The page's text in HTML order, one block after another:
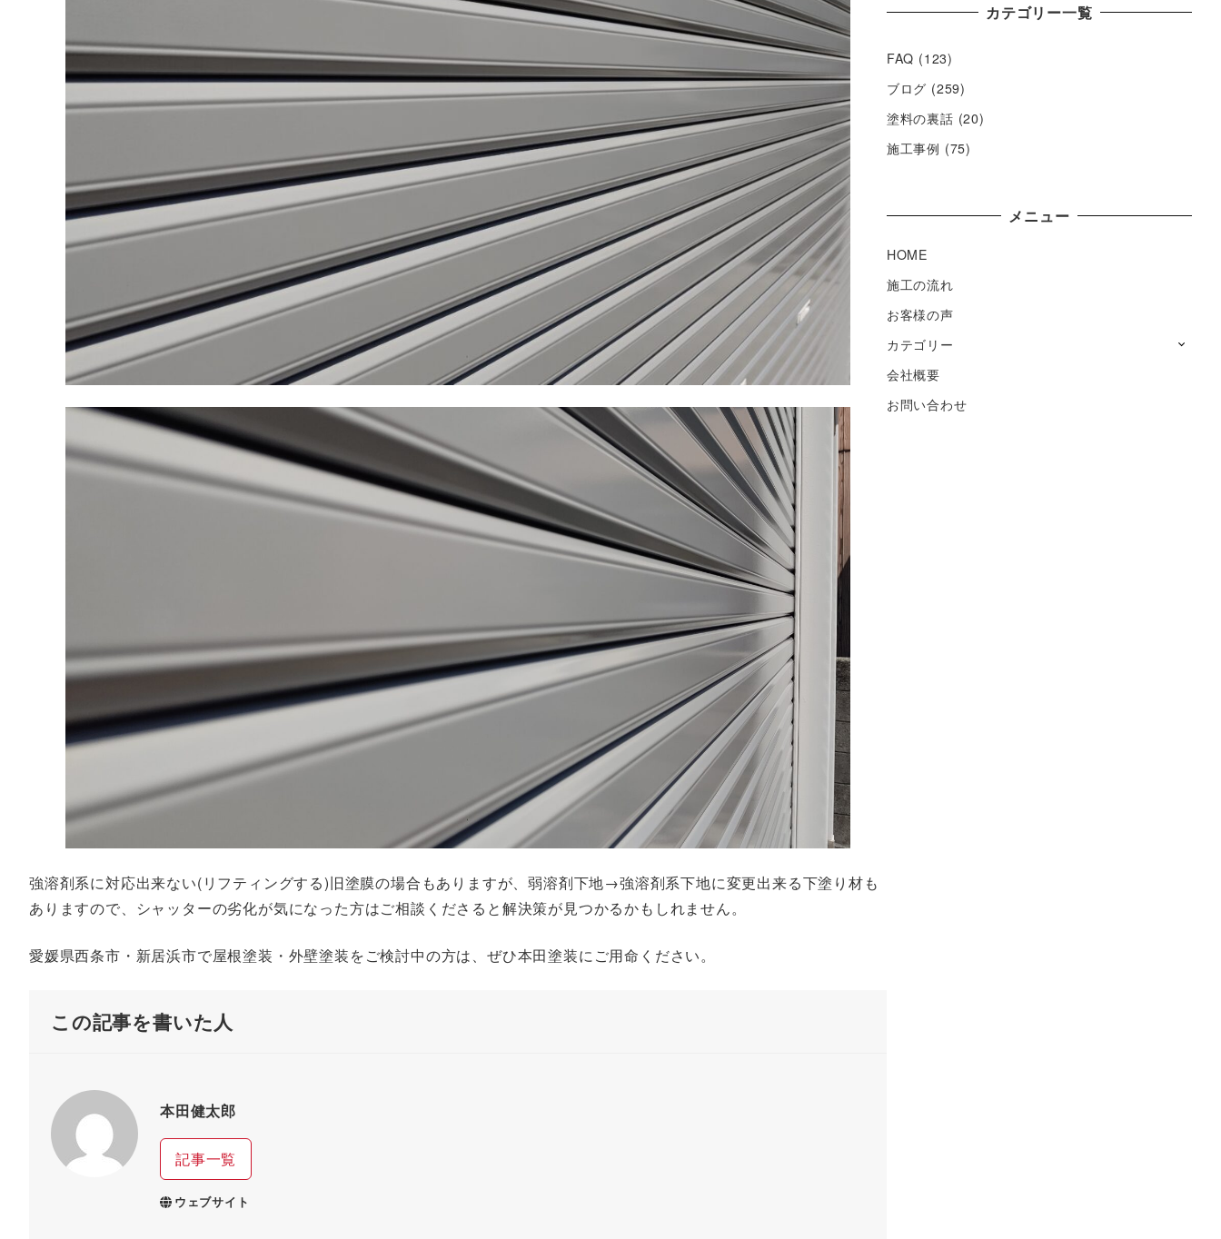
強溶剤系に対応出来ない(リフティングする)旧塗膜の場合もありますが、弱溶剤下地→強溶剤系下地に変更出来る下塗り材も
ありますので、シャッターの劣化が気になった方はご相談くださると解決策が見つかるかもしれません。
愛媛県西条市・新居浜市で屋根塗装・外壁塗装をご検討中の方は、ぜひ本田塗装にご用命ください。
この記事を書いた人
本田健太郎
記事一覧
ウェブサイト
カテゴリー一覧
FAQ (123)
ブログ (259)
塗料の裏話 (20)
施工事例 (75)
メニュー
HOME
施工の流れ
お客様の声
カテゴリー
会社概要
お問い合わせ